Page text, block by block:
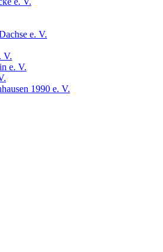
e. V.
V.
e. V.
1990 e. V.